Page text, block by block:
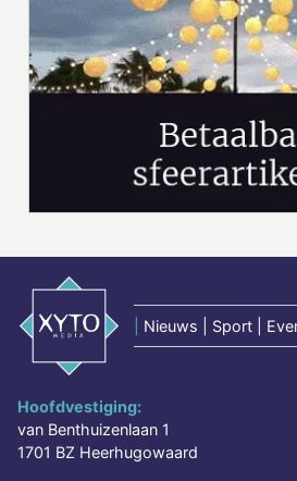
Nieuws | Sport |
Hoofdvestiging:
van Benthuizenlaan 1
1701 BZ Heerhugowaard